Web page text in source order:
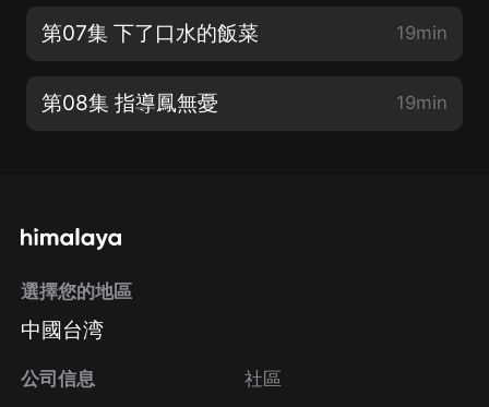
第07集 下了口水的飯菜 19min
第08集 指導鳳無憂 19min
選擇您的地區
中國台湾
公司信息 社區